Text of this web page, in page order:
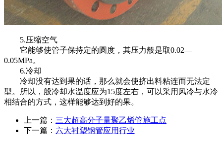
5.压缩空气
它能够使管子保持定的圆度，其压力般是取0.02—
0.05MPa。
6.冷却
冷却没有达到果的话，那么就会使挤出料粘连而无法定
型。所以，般冷却水温度应为15度左右，可以采用风冷与水冷
相结合的方式，这样能够达到好的果。
上一篇： 三大超高分子量聚乙烯管施工点
下一篇： 六大衬塑钢管应用行业